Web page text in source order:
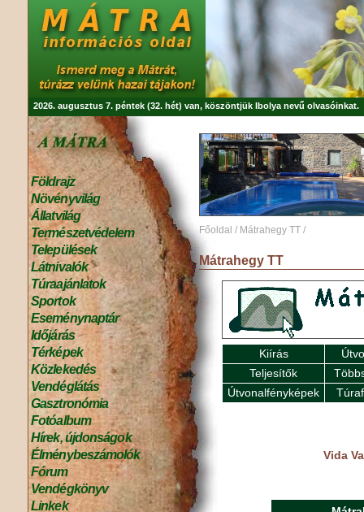
2026. augusztus 7. péntek (32. hét) van, köszöntjük Ibolya nevű olvasóinkat.
Földrajz
Növényvilág
Állatvilág
Természetvédelem
Települések
Látnivalók
Túraajánlatok
Sportok
Eseménynaptár
Időjárás
Térképek
Közlekedés
Vendéglátás
Gasztronómia
Fotóalbum
Hírek, újdonságok
Élménybeszámolók
Fórum
Vendégkönyv
Linkek
Főoldal / Mátrahegy TT /
Mátrahegy TT
Kiírás
Teljesítők
Útvonalfényképek
Vida